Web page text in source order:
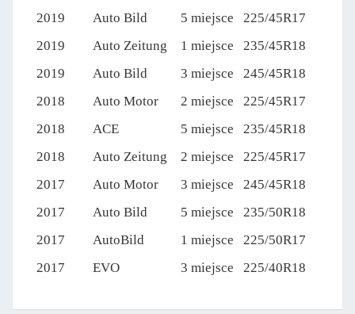
2019
Auto Bild 5 miejsce
225/45R17
2019
Auto Zeitung 1 miejsce
235/45R18
2019
Auto Bild 3 miejsce
245/45R18
2018
Auto Motor 2 miejsce
225/45R17
2018
ACE 5 miejsce
235/45R18
2018
Auto Zeitung 2 miejsce
225/45R17
2017
Auto Motor 3 miejsce
245/45R18
2017
Auto Bild 5 miejsce
235/50R18
2017
AutoBild 1 miejsce
225/50R17
2017
EVO 3 miejsce 225/40R18